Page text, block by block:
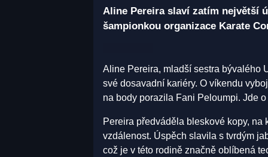
Aline Pereira slaví zatím největší
šampionkou organizace Karate
Aline Pereira, mladší sestra bývalého
své dosavadní kariéry. O víkendu
na body porazila Fani Peloumpi. Jde
Pereira předváděla bleskové kopy,
vzdálenost. Úspěch slavila s tvrdým
což je v této rodině značně oblíbená